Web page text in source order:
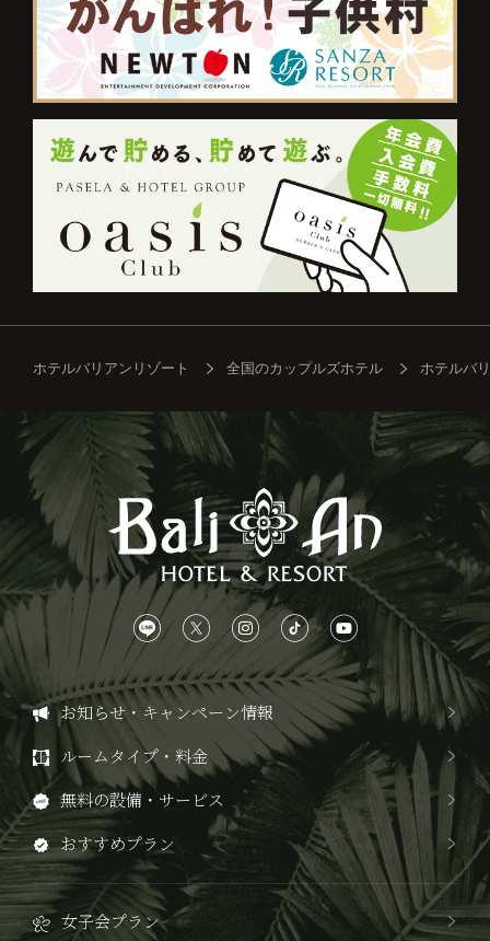
ホテルバリアンリゾート 全国のカップルズホテル ホテルバ
お知らせ・キャンペーン情報
ルームタイプ・料金
無料の設備・サービス
おすすめプラン
女子会プラン